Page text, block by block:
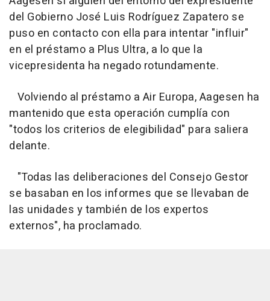
del Gobierno José Luis Rodríguez Zapatero se
puso en contacto con ella para intentar "influir"
en el préstamo a Plus Ultra, a lo que la
vicepresidenta ha negado rotundamente.
Volviendo al préstamo a Air Europa, Aagesen ha
mantenido que esta operación cumplía con
"todos los criterios de elegibilidad" para saliera
delante.
"Todas las deliberaciones del Consejo Gestor
se basaban en los informes que se llevaban de
las unidades y también de los expertos
externos", ha proclamado.